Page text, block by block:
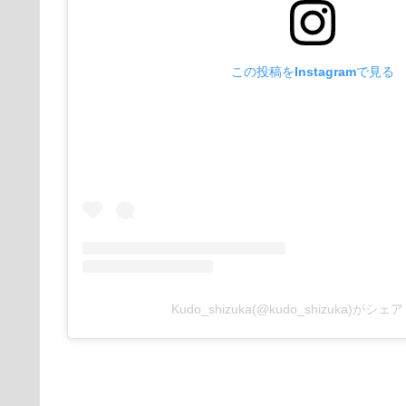
この投稿をInstagramで見る
Kudo_shizuka(@kudo_shizuka)がシェア